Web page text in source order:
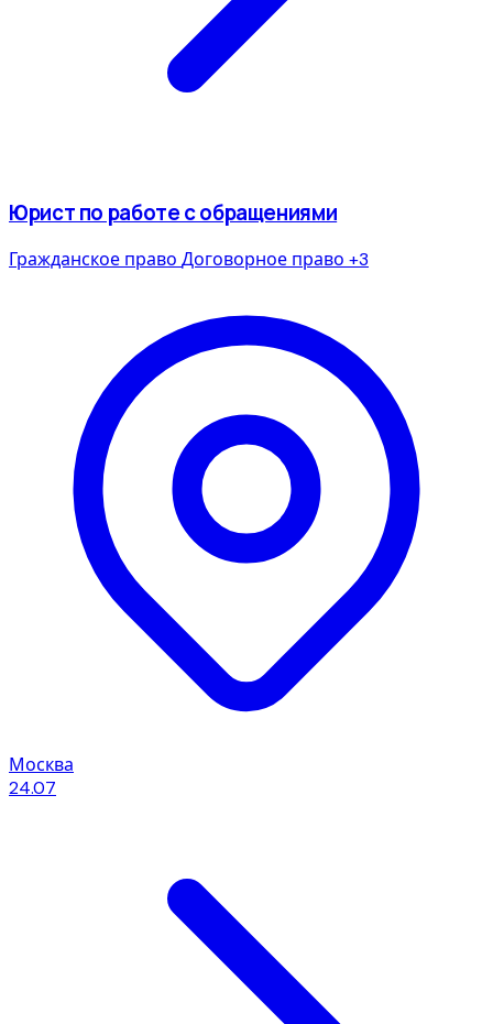
Юрист по работе с обращениями
Гражданское право Договорное право +3
Москва
24.07